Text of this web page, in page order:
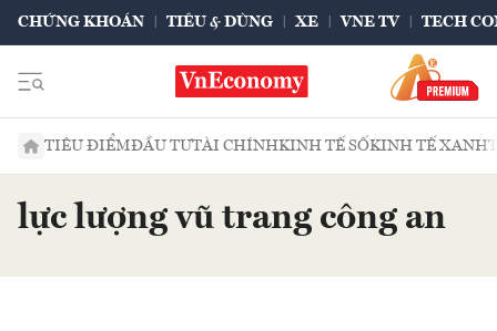
CHỨNG KHOÁN TIÊU & DÙNG XE VNE TV TECH
TIÊU ĐIỂMĐẦU TƯTÀI CHÍNHKINH TẾ SỐKINH TẾ XANH
lực lượng vũ trang công an